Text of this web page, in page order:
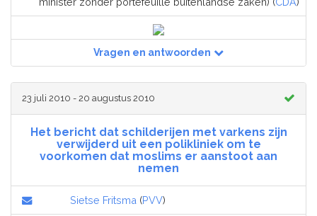
Vragen en antwoorden
23 juli 2010 - 20 augustus 2010
Het bericht dat schilderijen met varkens zijn
verwijderd uit een polikliniek om te
voorkomen dat moslims er aanstoot aan
nemen
Sietse Fritsma (PVV)